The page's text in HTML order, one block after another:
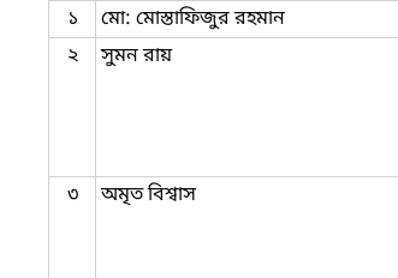
১ মো: মোস্তাফিজুর রহমান
২
সুমন রায়
৩ অমৃত বিশ্বাস